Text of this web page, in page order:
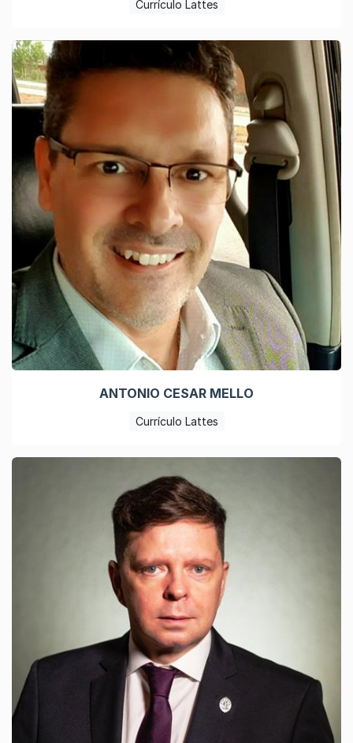
Currículo Lattes
ANTONIO CESAR MELLO
Currículo Lattes